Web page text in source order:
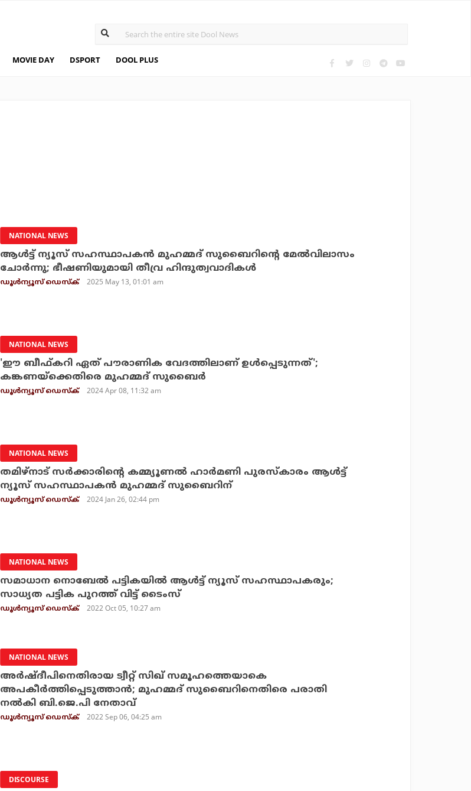
MOVIE DAY DSPORT DOOL PLUS
NATIONAL NEWS
ആൾട്ട് ന്യൂസ് സഹസ്ഥാപകൻ മുഹമ്മദ് സുബൈറിന്റെ മേൽവിലാസം
ചോർന്നു; ഭീഷണിയുമായി തീവ്ര ഹിന്ദുത്വവാദികൾ
ഡൂള്‍ന്യൂസ് ഡെസ്‌ക് 2025 May 13, 01:01 am
NATIONAL NEWS
'ഈ ബീഫ്കറി ഏത് പൗരാണിക വേദത്തിലാണ് ഉള്‍പ്പെടുന്നത്';
കങ്കണയ്‌ക്കെതിരെ മുഹമ്മദ് സുബൈര്‍
ഡൂള്‍ന്യൂസ് ഡെസ്‌ക് 2024 Apr 08, 11:32 am
NATIONAL NEWS
തമിഴ്‌നാട് സര്‍ക്കാരിന്റെ കമ്മ്യൂണല്‍ ഹാര്‍മണി പുരസ്‌കാരം ആള്‍ട്ട്
ന്യൂസ് സഹസ്ഥാപകന്‍ മുഹമ്മദ് സുബൈറിന്
ഡൂള്‍ന്യൂസ് ഡെസ്‌ക് 2024 Jan 26, 02:44 pm
NATIONAL NEWS
സമാധാന നൊബേല്‍ പട്ടികയില്‍ ആള്‍ട്ട് ന്യൂസ് സഹസ്ഥാപകരും;
സാധ്യത പട്ടിക പുറത്ത് വിട്ട് ടൈംസ്
ഡൂള്‍ന്യൂസ് ഡെസ്‌ക് 2022 Oct 05, 10:27 am
NATIONAL NEWS
അര്‍ഷ്ദീപിനെതിരായ ട്വീറ്റ് സിഖ് സമൂഹത്തെയാകെ
അപകീര്‍ത്തിപ്പെടുത്താന്‍; മുഹമ്മദ് സുബൈറിനെതിരെ പരാതി
നല്‍കി ബി.ജെ.പി നേതാവ്
ഡൂള്‍ന്യൂസ് ഡെസ്‌ക് 2022 Sep 06, 04:25 am
DISCOURSE